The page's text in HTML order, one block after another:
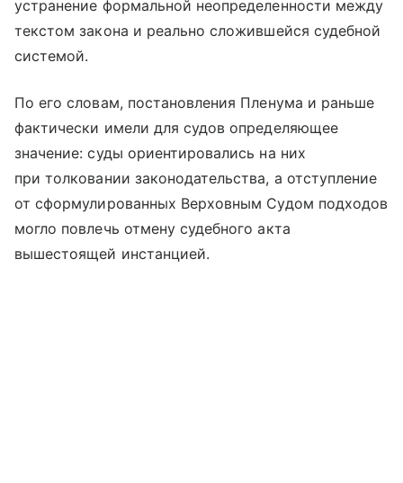
устранение формальной неопределенности между
текстом закона и реально сложившейся судебной
системой.
По его словам, постановления Пленума и раньше
фактически имели для судов определяющее
значение: суды ориентировались на них
при толковании законодательства, а отступление
от сформулированных Верховным Судом подходов
могло повлечь отмену судебного акта
вышестоящей инстанцией.